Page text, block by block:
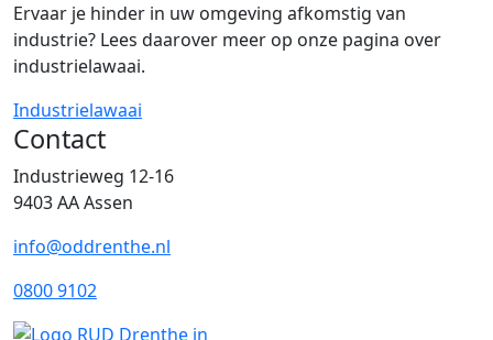
Ervaar je hinder in uw omgeving afkomstig van
industrie? Lees daarover meer op onze pagina over
industrielawaai.
Industrielawaai
Contact
Industrieweg 12-16
9403 AA Assen
info@oddrenthe.nl
0800 9102